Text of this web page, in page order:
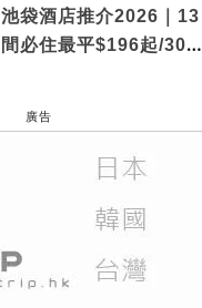
池袋酒店推介2026｜13
間必住最平$196起/30秒
廣告